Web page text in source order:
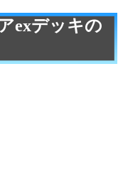
exデッキの